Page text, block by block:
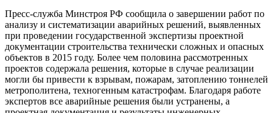
Пресс-служба Минстроя РФ сообщила о завершении работ по
анализу и систематизации аварийных решений, выявленных
при проведении государственной экспертизы проектной
документации строительства технически сложных и опасных
объектов в 2015 году. Более чем половина рассмотренных
проектов содержала решения, которые в случае реализации
могли бы привести к взрывам, пожарам, затоплению тоннелей
метрополитена, техногенным катастрофам. Благодаря работе
экспертов все аварийные решения были устранены, а